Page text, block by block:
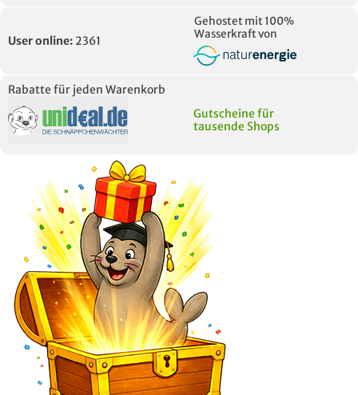
User online: 2361
Gehostet mit 100%
Wasserkraft von
Rabatte für jeden Warenkorb
Gutscheine für
tausende Shops